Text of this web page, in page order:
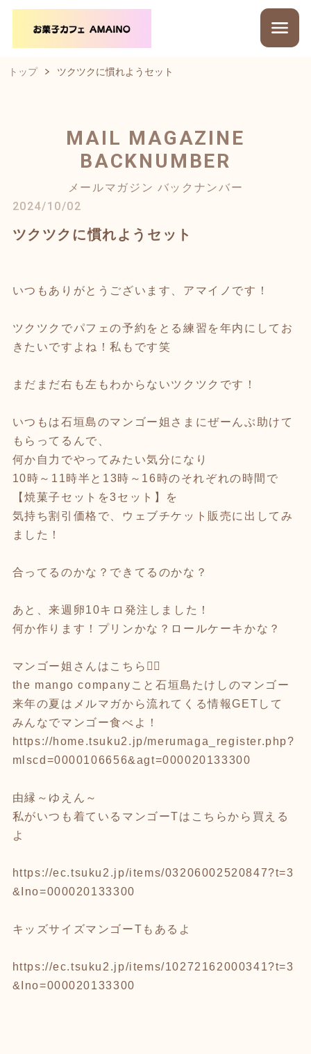
トップ ツクツクに慣れようセット
MAIL MAGAZINE
BACKNUMBER
メールマガジン バックナンバー
2024/10/02
ツクツクに慣れようセット
いつもありがとうございます、アマイノです！
ツクツクでパフェの予約をとる練習を年内にしてお
きたいですよね！私もです笑
まだまだ右も左もわからないツクツクです！
いつもは石垣島のマンゴー姐さまにぜーんぶ助けて
もらってるんで、
何か自力でやってみたい気分になり
10時～11時半と13時～16時のそれぞれの時間で
【焼菓子セットを3セット】を
気持ち割引価格で、ウェブチケット販売に出してみ
ました！
合ってるのかな？できてるのかな？
あと、来週卵10キロ発注しました！
何か作ります！プリンかな？ロールケーキかな？
マンゴー姐さんはこちら💁‍♀️
the mango companyこと石垣島たけしのマンゴー
来年の夏はメルマガから流れてくる情報GETして
みんなでマンゴー食べよ！
https://home.tsuku2.jp/merumaga_register.php?
mlscd=0000106656&agt=000020133300
由縁～ゆえん～
私がいつも着ているマンゴーTはこちらから買える
よ
https://ec.tsuku2.jp/items/03206002520847?t=3
&Ino=000020133300
キッズサイズマンゴーTもあるよ
https://ec.tsuku2.jp/items/10272162000341?t=3
&Ino=000020133300